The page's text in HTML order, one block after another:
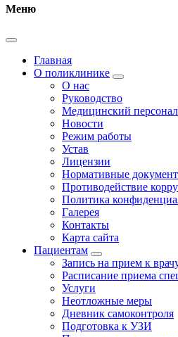
Меню
Главная
О поликлинике
О нас
Руководство
Медицинский персонал
Новости
Режим работы
Устав
Лицензии
Нормативные
Противодействие
Политика
Галерея
Контакты
Карта сайта
Пациентам
Запись на прием к
Расписание приема
Услуги
Неотложные меры
Дневник самоконтроля
Подготовка к УЗИ